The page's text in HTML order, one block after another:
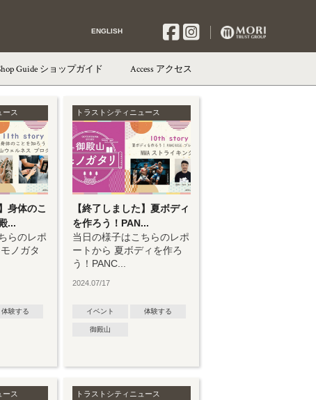
ENGLISH
Guide ショップガイド Access アクセス
ース
身体のこ
...
らのレポ
ノガタ
体験する
トラストシティニュース
【終了しました】夏ボディ
を作ろう！PAN...
当日の様子はこちらのレポ
ートから 夏ボディを作ろ
う！PANC...
2024.07/17
イベント 体験する
御殿山
ース トラストシティニュース